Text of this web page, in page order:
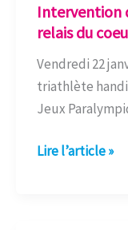
Intervention
relais du
Vendredi 22
triathlète
Jeux
Gwladys
et
relais
du
UGSEL
Lire l’article »